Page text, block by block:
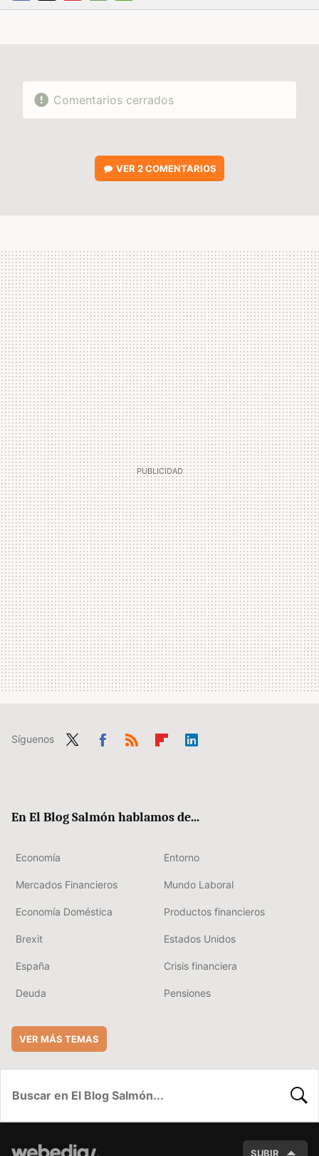
FACEBOOK
TWITTERFLIPBOARD
E-
WHATSAPP
Comentarios cerrados
VER2 COMENTARIOS
Síguenos
En El Blog Salmón hablamos de...
Economía Entorno
Mercados Financieros Mundo Laboral
Economía Doméstica Productos financieros
Brexit Estados Unidos
España Crisis financiera
Deuda Pensiones
VER MÁS TEMAS
SUBIR